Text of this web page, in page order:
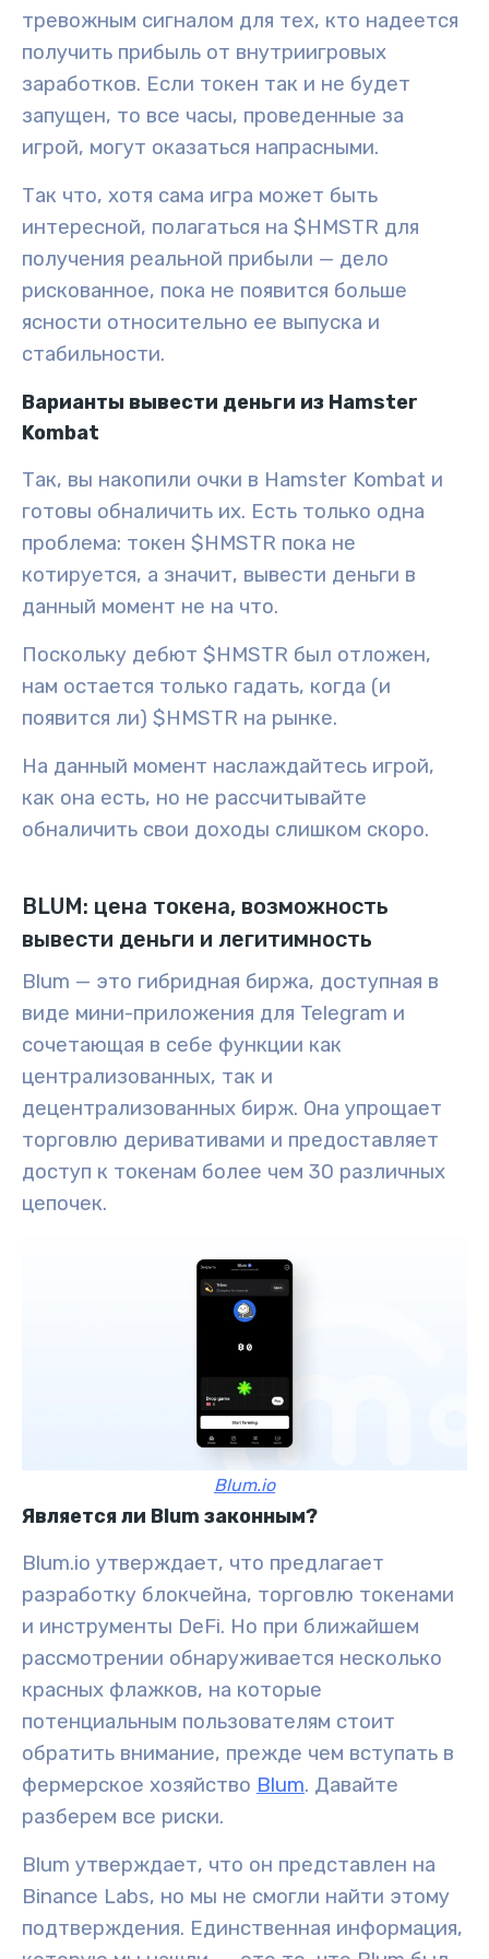
тревожным сигналом для тех, кто надеется
получить прибыль от внутриигровых
заработков. Если токен так и не будет
запущен, то все часы, проведенные за
игрой, могут оказаться напрасными.
Так что, хотя сама игра может быть
интересной, полагаться на $HMSTR для
получения реальной прибыли — дело
рискованное, пока не появится больше
ясности относительно ее выпуска и
стабильности.
Варианты вывести деньги из Hamster
Kombat
Так, вы накопили очки в Hamster Kombat и
готовы обналичить их. Есть только одна
проблема: токен $HMSTR пока не
котируется, а значит, вывести деньги в
данный момент не на что.
Поскольку дебют $HMSTR был отложен,
нам остается только гадать, когда (и
появится ли) $HMSTR на рынке.
На данный момент наслаждайтесь игрой,
как она есть, но не рассчитывайте
обналичить свои доходы слишком скоро.
BLUM: цена токена, возможность
вывести деньги и легитимность
Blum — это гибридная биржа, доступная в
виде мини-приложения для Telegram и
сочетающая в себе функции как
централизованных, так и
децентрализованных бирж. Она упрощает
торговлю деривативами и предоставляет
доступ к токенам более чем 30 различных
цепочек.
Blum.io
Является ли Blum законным?
Blum.io утверждает, что предлагает
разработку блокчейна, торговлю токенами
и инструменты DeFi. Но при ближайшем
рассмотрении обнаруживается несколько
красных флажков, на которые
потенциальным пользователям стоит
обратить внимание, прежде чем вступать в
фермерское хозяйство Blum. Давайте
разберем все риски.
Blum утверждает, что он представлен на
Binance Labs, но мы не смогли найти этому
подтверждения. Единственная информация,